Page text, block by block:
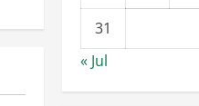
31
« Jul